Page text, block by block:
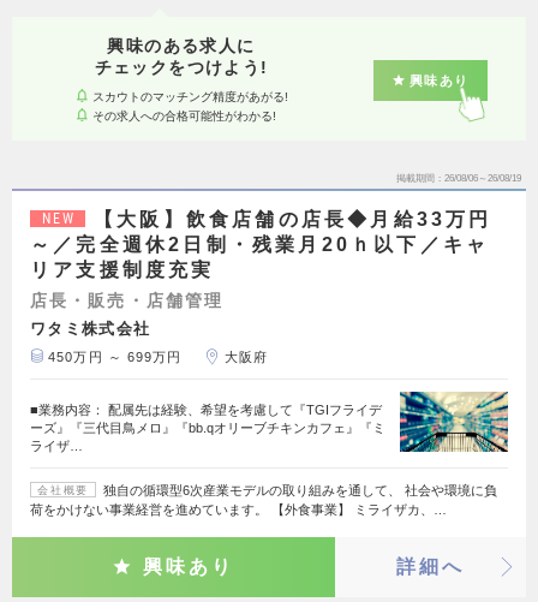
興味のある求人に
チェックをつけよう!
スカウトのマッチング精度があがる!
その求人への合格可能性がわかる!
興味あり
掲載期間 26/08/06～26/08/19
NEW
【大阪】飲食店舗の店長◆月給33万円
～／完全週休2日制・残業月20ｈ以下／キャ
リア支援制度充実
店長・販売・店舗管理
ワタミ株式会社
450万円 ～ 699万円 大阪府
■業務内容： 配属先は経験、希望を考慮して『TGIフライデ
ーズ』『三代目鳥メロ』『bb.qオリーブチキンカフェ』『ミ
ライザ…
会社概要
独自の循環型6次産業モデルの取り組みを通して、 社会や環境に負
荷をかけない事業経営を進めています。 【外食事業】 ミライザカ、…
興味あり 詳細へ